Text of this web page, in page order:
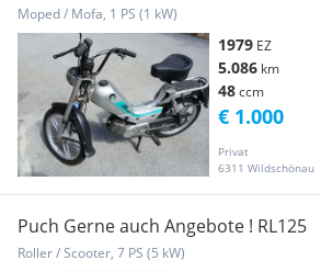
Moped / Mofa, 1 PS (1 kW)
1979 EZ
5.086 km
48ccm
Privat
6311 Wildschönau
€ 1.000
Puch Gerne auch Angebote ! RL125
Roller / Scooter, 7 PS (5 kW)